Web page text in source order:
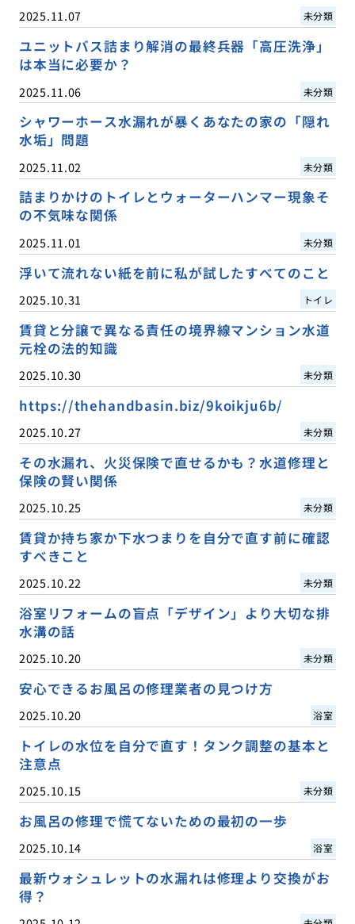
2025.11.07 未分類
ユニットバス詰まり解消の最終兵器「高圧洗浄」
は本当に必要か？
2025.11.06 未分類
シャワーホース水漏れが暴くあなたの家の「隠れ
水垢」問題
2025.11.02 未分類
詰まりかけのトイレとウォーターハンマー現象そ
の不気味な関係
2025.11.01 未分類
浮いて流れない紙を前に私が試したすべてのこと
2025.10.31 トイレ
賃貸と分譲で異なる責任の境界線マンション水道
元栓の法的知識
2025.10.30 未分類
https://thehandbasin.biz/9koikju6b/
2025.10.27 未分類
その水漏れ、火災保険で直せるかも？水道修理と
保険の賢い関係
2025.10.25 未分類
賃貸か持ち家か下水つまりを自分で直す前に確認
すべきこと
2025.10.22 未分類
浴室リフォームの盲点「デザイン」より大切な排
水溝の話
2025.10.20 未分類
安心できるお風呂の修理業者の見つけ方
2025.10.20 浴室
トイレの水位を自分で直す！タンク調整の基本と
注意点
2025.10.15 未分類
お風呂の修理で慌てないための最初の一歩
2025.10.14 浴室
最新ウォシュレットの水漏れは修理より交換がお
得？